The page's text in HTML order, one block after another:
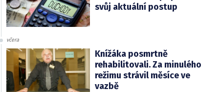
svůj aktuální postup
včera
Knížáka posmrtně
rehabilitovali. Za minulého
režimu strávil měsíce ve
vazbě